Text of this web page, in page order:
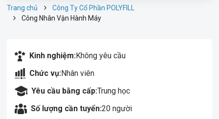
Trang chủ
Công Ty Cổ Phần POLYFILL
Công Nhân Vận Hành Máy
Kinh nghiệm:Không yêu cầu
Chức vụ:Nhân viên
Yêu cầu bằng cấp:Trung học
Số lượng cần tuyển:20 người